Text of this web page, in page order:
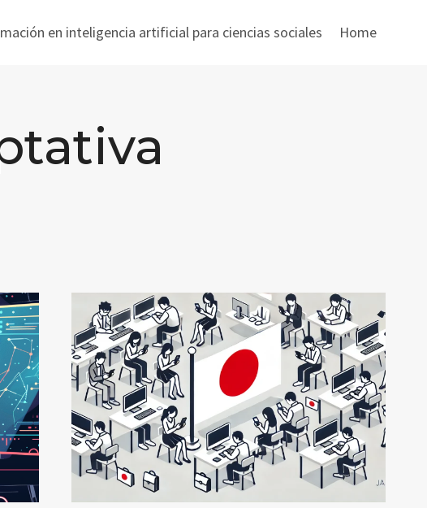
en inteligencia artificial para ciencias sociales Home